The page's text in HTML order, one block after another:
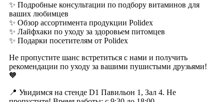
✨ Подробные консультации по подбору витаминов для
ваших любимцев
✨ Обзор ассортимента продукции Polidex
✨ Лайфхаки по уходу за здоровьем питомцев
✨ Подарки посетителям от Polidex
Не пропустите шанс встретиться с нами и получить
рекомендации по уходу за вашими пушистыми друзьями!
🧡
📍 Увидимся на стенде D1 Павильон 1, Зал 4. Не